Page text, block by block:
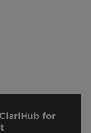
for